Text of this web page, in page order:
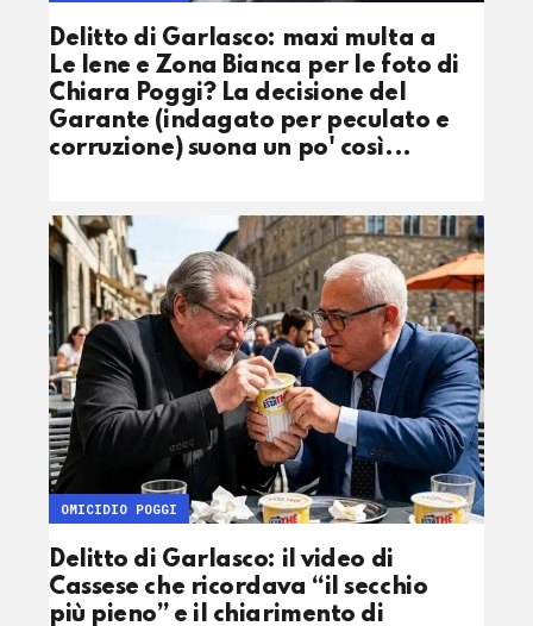
Delitto di Garlasco: maxi multa a
Le Iene e Zona Bianca per le foto di
Chiara Poggi? La decisione del
Garante (indagato per peculato e
corruzione) suona un po' così...
Delitto di Garlasco: il video di
Cassese che ricordava “il secchio
più pieno” e il chiarimento di
OMICIDIO POGGI